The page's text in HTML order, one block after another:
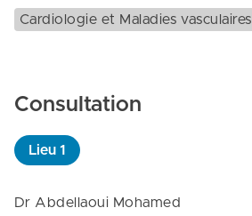
Cardiologie et Maladies vasculaires
Consultation
Lieu 1
Dr Abdellaoui Mohamed